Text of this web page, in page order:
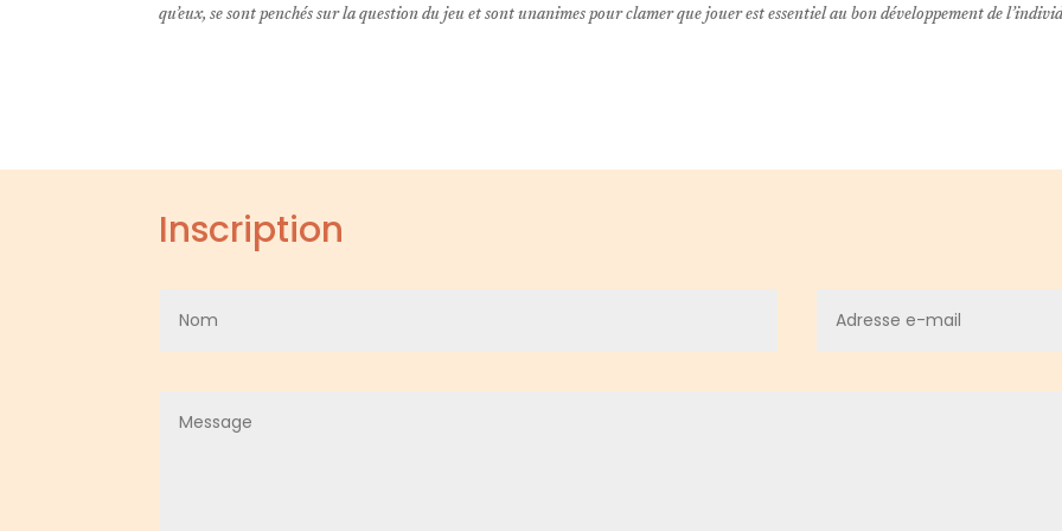
qu’eux, se sont penchés sur la question du jeu et sont unanimes pour clamer que jouer est essentiel au bon développement de
Inscription